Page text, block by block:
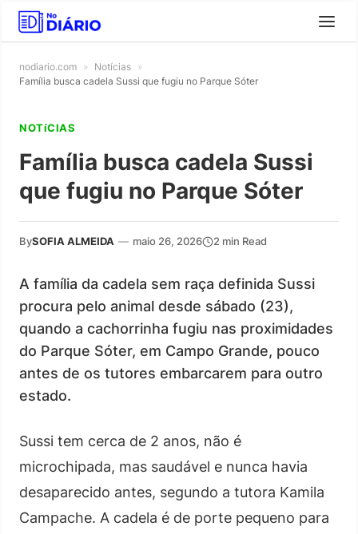
nodiario.com » Notícias »
Família busca cadela Sussi que fugiu no Parque Sóter
NOTíCIAS
Família busca cadela Sussi
que fugiu no Parque Sóter
BySOFIA ALMEIDA — maio 26, 2026 2 min Read
A família da cadela sem raça definida Sussi
procura pelo animal desde sábado (23),
quando a cachorrinha fugiu nas proximidades
do Parque Sóter, em Campo Grande, pouco
antes de os tutores embarcarem para outro
estado.
Sussi tem cerca de 2 anos, não é
microchipada, mas saudável e nunca havia
desaparecido antes, segundo a tutora Kamila
Campache. A cadela é de porte pequeno para